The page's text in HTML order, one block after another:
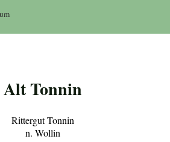
Alt Tonnin
Rittergut Tonnin
n. Wollin